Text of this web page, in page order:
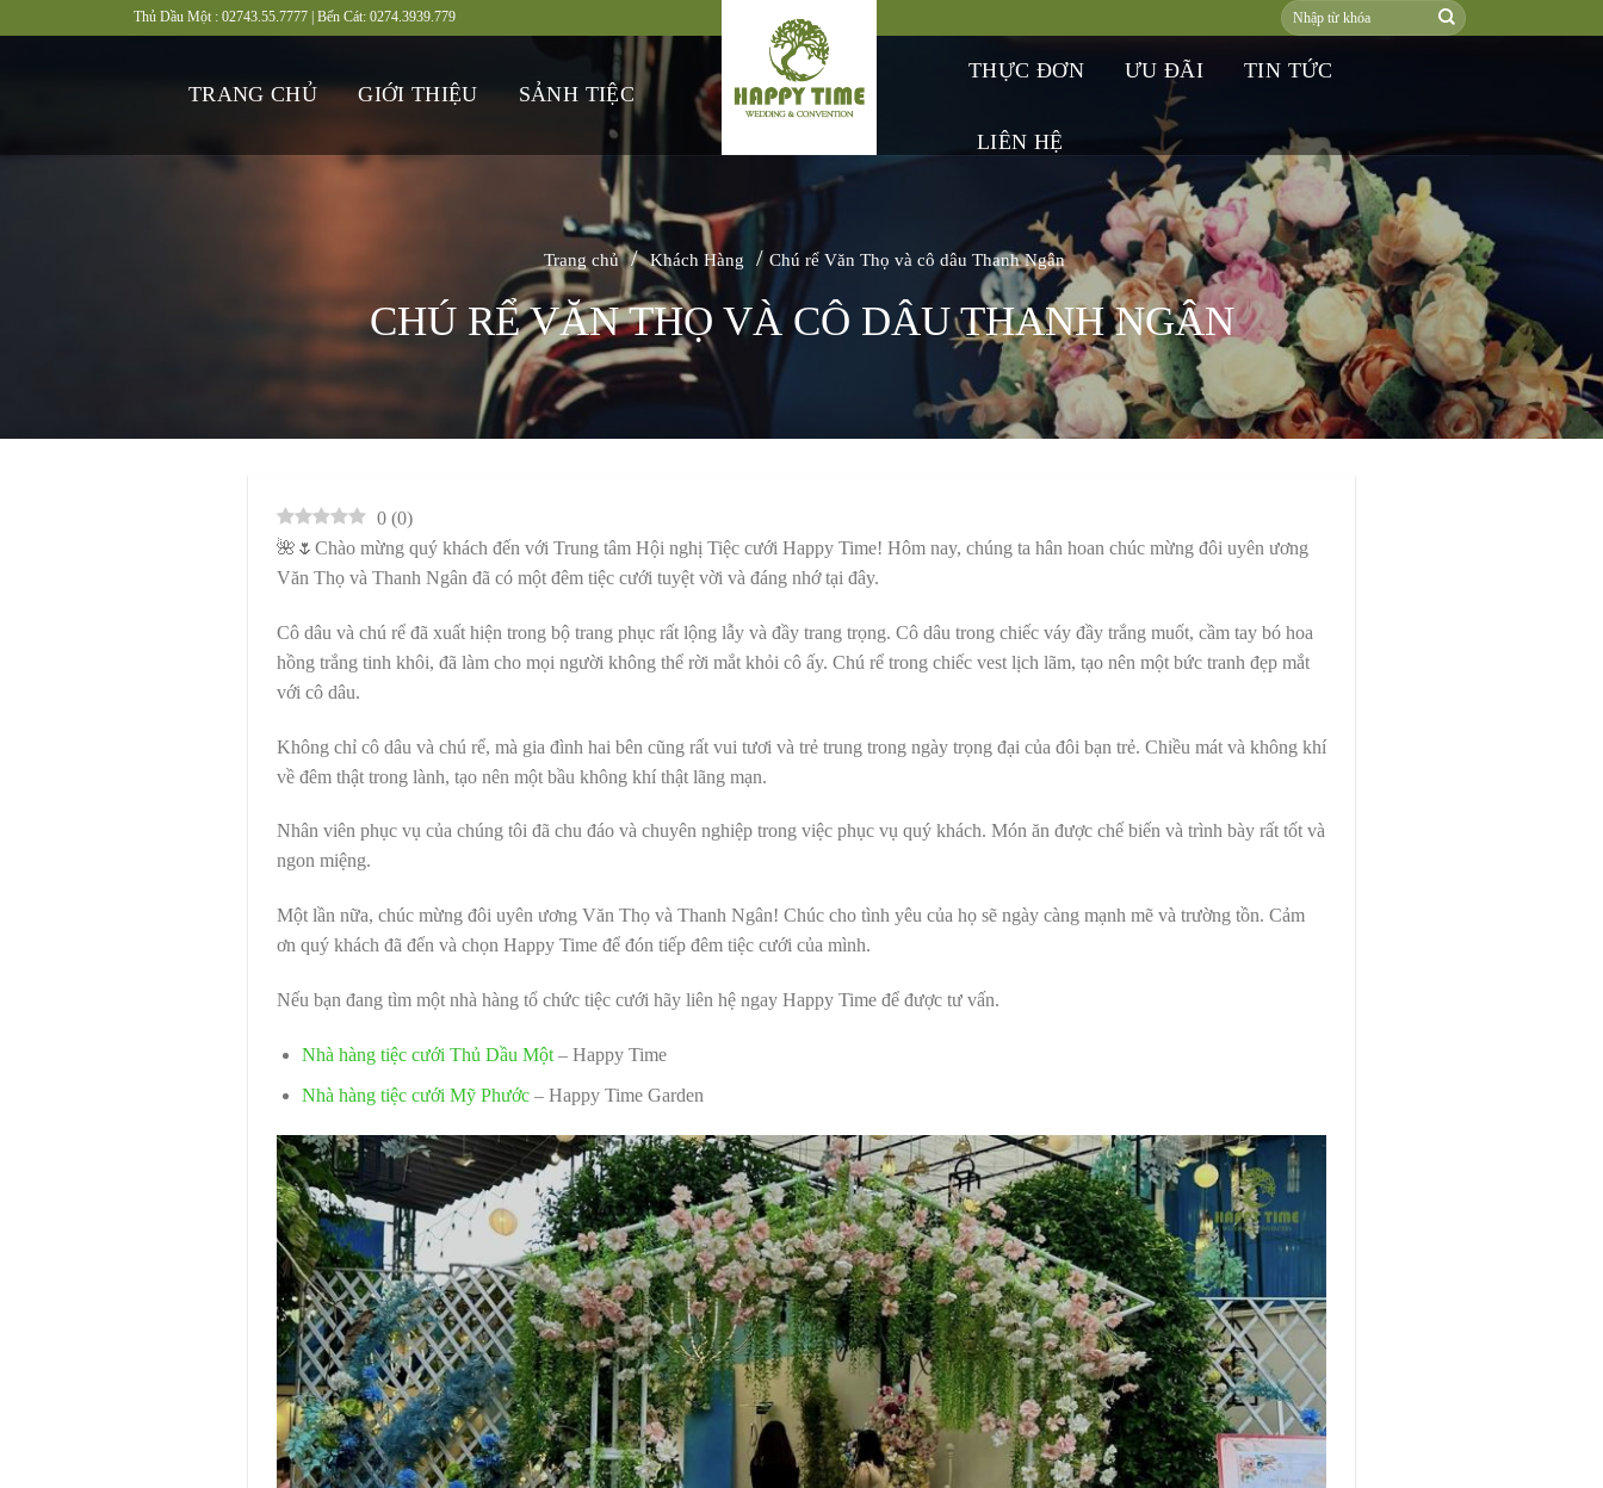
Thủ Dầu Một : 02743.55.7777 | Bến Cát: 0274.3939.779
TRANG CHỦ GIỚI THIỆU SẢNH TIỆC
THỰC ĐƠN ƯU ĐÃI TIN TỨC
LIÊN HỆ
Trang chủ / Khách Hàng / Chú rể Văn Thọ và cô dâu Thanh Ngân
CHÚ RỂ VĂN THỌ VÀ CÔ DÂU THANH NGÂN
0 (0)
🌺🌷Chào mừng quý khách đến với Trung tâm Hội nghị Tiệc cưới Happy Time! Hôm nay, chúng ta hân hoan chúc mừng đôi uyên ương
Văn Thọ và Thanh Ngân đã có một đêm tiệc cưới tuyệt vời và đáng nhớ tại đây.
Cô dâu và chú rể đã xuất hiện trong bộ trang phục rất lộng lẫy và đầy trang trọng. Cô dâu trong chiếc váy đầy trắng muốt, cầm tay bó hoa
hồng trắng tinh khôi, đã làm cho mọi người không thể rời mắt khỏi cô ấy. Chú rể trong chiếc vest lịch lãm, tạo nên một bức tranh đẹp mắt
với cô dâu.
Không chỉ cô dâu và chú rể, mà gia đình hai bên cũng rất vui tươi và trẻ trung trong ngày trọng đại của đôi bạn trẻ. Chiều mát và không khí
về đêm thật trong lành, tạo nên một bầu không khí thật lãng mạn.
Nhân viên phục vụ của chúng tôi đã chu đáo và chuyên nghiệp trong việc phục vụ quý khách. Món ăn được chế biến và trình bày rất tốt và
ngon miệng.
Một lần nữa, chúc mừng đôi uyên ương Văn Thọ và Thanh Ngân! Chúc cho tình yêu của họ sẽ ngày càng mạnh mẽ và trường tồn. Cảm
ơn quý khách đã đến và chọn Happy Time để đón tiếp đêm tiệc cưới của mình.
Nếu bạn đang tìm một nhà hàng tổ chức tiệc cưới hãy liên hệ ngay Happy Time để được tư vấn.
Nhà hàng tiệc cưới Thủ Dầu Một– Happy Time
Nhà hàng tiệc cưới Mỹ Phước– Happy Time Garden